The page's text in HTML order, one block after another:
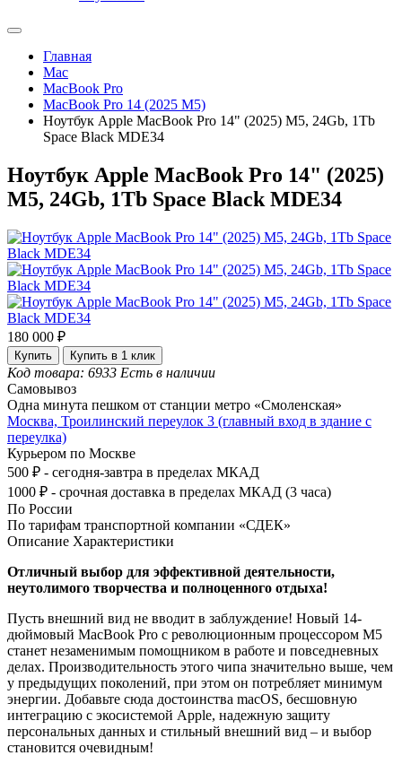
Главная
Mac
MacBook Pro
MacBook Pro 14 (2025 M5)
Ноутбук Apple MacBook Pro 14" (2025) M5, 24Gb, 1Tb
Space Black MDE34
Ноутбук Apple MacBook Pro 14" (2025)
M5, 24Gb, 1Tb Space Black MDE34
180 000 ₽
Купить Купить в 1 клик
Код товара: 6933 Есть в наличии
Самовывоз
Одна минута пешком от станции метро «Смоленская»
Москва, Троилинский переулок 3 (главный вход в здание с
переулка)
Курьером по Москве
500 ₽ - сегодня-завтра в пределах МКАД
1000 ₽ - срочная доставка в пределах МКАД (3 часа)
По России
По тарифам транспортной компании «СДЕК»
Описание Характеристики
Отличный выбор для эффективной деятельности,
неутолимого творчества и полноценного отдыха!
Пусть внешний вид не вводит в заблуждение! Новый 14-
дюймовый MacBook Pro с революционным процессором M5
станет незаменимым помощником в работе и повседневных
делах. Производительность этого чипа значительно выше, чем
у предыдущих поколений, при этом он потребляет минимум
энергии. Добавьте сюда достоинства macOS, бесшовную
интеграцию с экосистемой Apple, надежную защиту
персональных данных и стильный внешний вид – и выбор
становится очевидным!